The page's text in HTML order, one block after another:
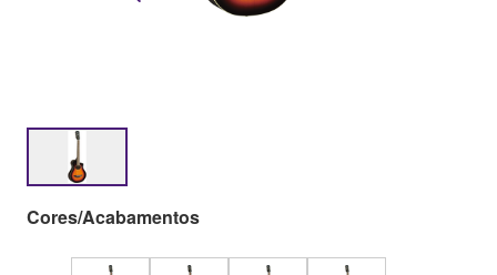
Cores/Acabamentos